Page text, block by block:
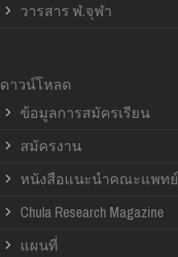
วารสาร ฬ.จุฬา
ดาวน์โหลด
ข้อมูลการสมัครเรียน
สมัครงาน
หนังสือแนะนำคณะแพทย์
Chula Research Magazine
แผนที่